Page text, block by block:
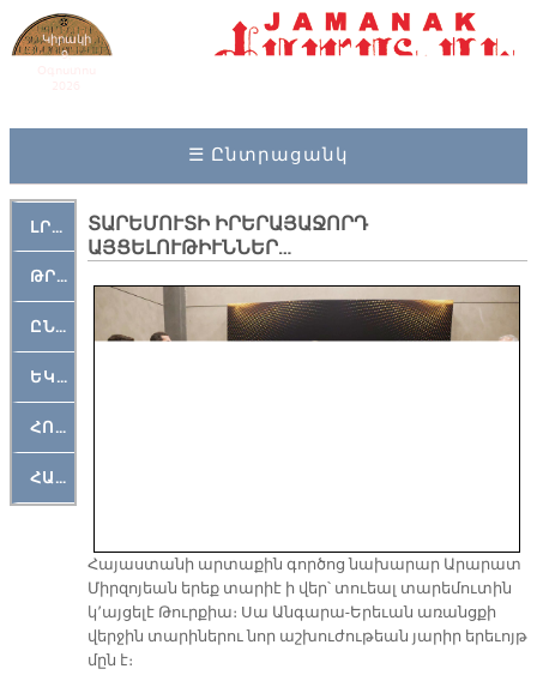
Կիրակի
9,
☰ Ընտրացանկ
ԼՐԱՀՈՍ
ԹՐՔԱՀԱՅ ԿԵԱՆՔ
ԸՆԿԵՐԱՄՇԱԿՈՒԹԱՅԻՆ
ԵԿԵՂԵՑԱԿԱՆ
ՀՈԳԵՄՏԱՒՈՐ
ՀԱՐԹԱԿ
ՏԱՐԵՄՈՒՏԻ ԻՐԵՐԱՅԱՋՈՐԴ
ԱՅՑԵԼՈՒԹԻՒՆՆԵՐ…
Հայաստանի արտաքին գործոց նախարար Արարատ
Միրզոյեան երեք տարիէ ի վեր՝ տուեալ տարեմուտին
կ՚այցելէ Թուրքիա։ Սա Անգարա-Երեւան առանցքի
վերջին տարիներու նոր աշխուժութեան յարիր երեւոյթ
մըն է։